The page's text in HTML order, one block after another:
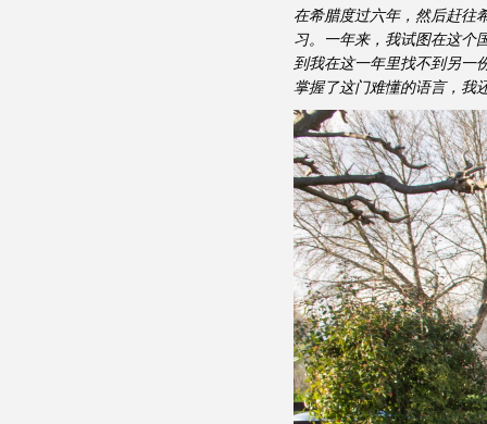
在希腊度过六年，然后赶往
习。一年来，我试图在这个
到我在这一年里找不到另一
掌握了这门难懂的语言，我